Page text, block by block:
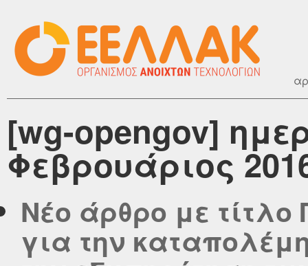
[wg-opengov]
Φεβρουάριος
Νέο άρθρο με
για την